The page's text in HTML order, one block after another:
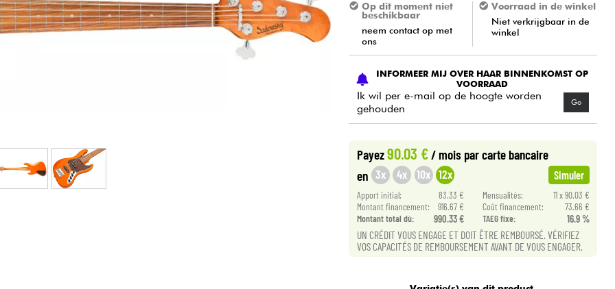
Bekijk onze merken
Op dit moment niet
beschikbaar
neem contact op met
ons
Voorraad in de winkel
Niet verkrijgbaar in de
winkel
INFORMEER MIJ OVER HAAR BINNENKOMST OP
VOORRAAD
Ik wil per e-mail op de hoogte worden
gehouden
Go
Payez90.03 €/ mois par carte bancaire
en 3x 4x 10x 12x Simuler
Apport initial: 83.33 € Mensualités:
11 x 90.03 €
Montant financement:
916.67 € Coût financement:
73.66 €
Montant total dù:
990.33 € TAEG fixe: 16.9 %
UN CRÉDIT VOUS ENGAGE ET DOIT ÊTRE REMBOURSÉ. VÉRIFIEZ
VOS CAPACITÉS DE REMBOURSEMENT AVANT DE VOUS ENGAGER.